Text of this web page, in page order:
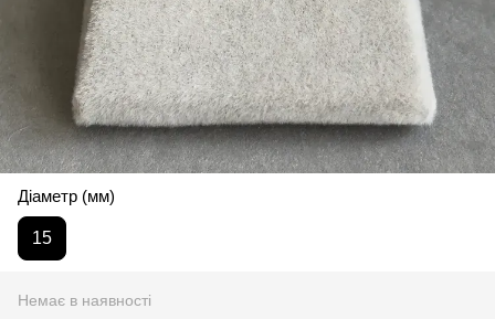
Діаметр (мм)
15
Немає в наявності